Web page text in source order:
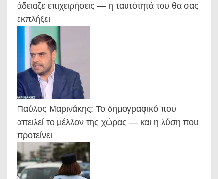
άδειαζε επιχειρήσεις — η ταυτότητά του θα σας
εκπλήξει
Παύλος Μαρινάκης: Το δημογραφικό που
απειλεί το μέλλον της χώρας — και η λύση που
προτείνει